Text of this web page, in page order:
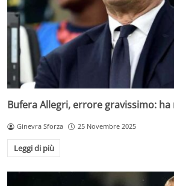
Bufera Allegri, errore gravissimo:
Ginevra Sforza 25 Novembre 2025
Leggi di più